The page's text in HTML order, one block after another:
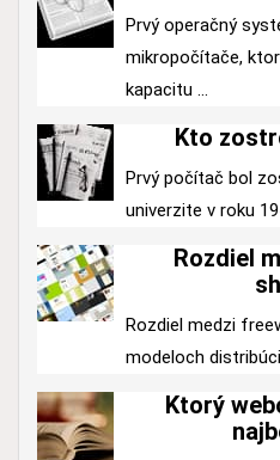
Prvý operačný
mikropočítače,
kapacitu ...
Kto
Prvý počítač bol
univerzite v roku
Rozdiel
Rozdiel medzi
modeloch
Ktorý